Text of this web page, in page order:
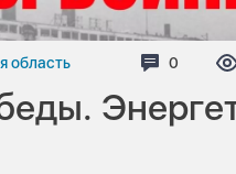
область 0